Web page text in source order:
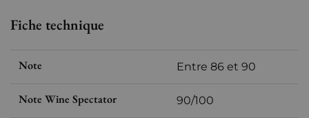
Fiche technique
Note Entre 86 et 90
Note Wine Spectator 90/100